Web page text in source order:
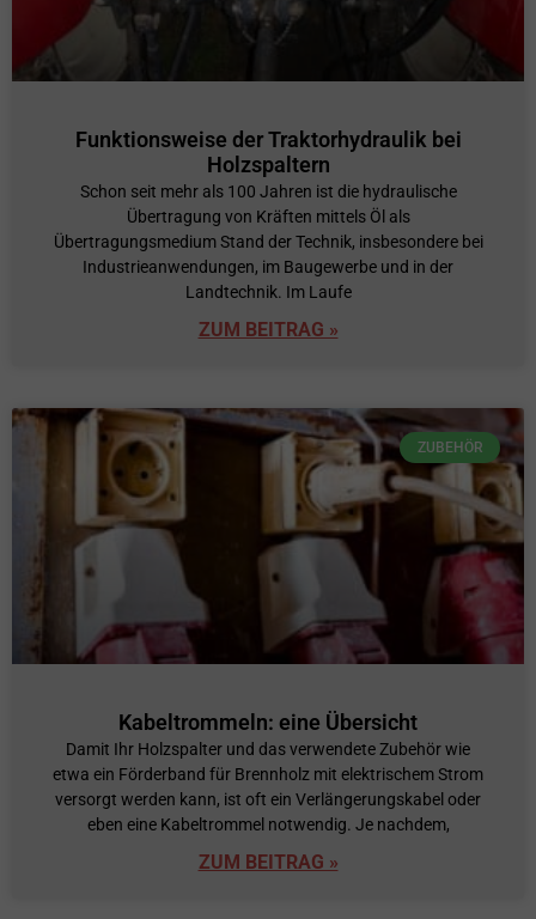
Funktionsweise der Traktorhydraulik bei
Holzspaltern
Schon seit mehr als 100 Jahren ist die hydraulische
Übertragung von Kräften mittels Öl als
Übertragungsmedium Stand der Technik, insbesondere bei
Industrieanwendungen, im Baugewerbe und in der
Landtechnik. Im Laufe
ZUM BEITRAG »
ZUBEHÖR
Kabeltrommeln: eine Übersicht
Damit Ihr Holzspalter und das verwendete Zubehör wie
etwa ein Förderband für Brennholz mit elektrischem Strom
versorgt werden kann, ist oft ein Verlängerungskabel oder
eben eine Kabeltrommel notwendig. Je nachdem,
ZUM BEITRAG »